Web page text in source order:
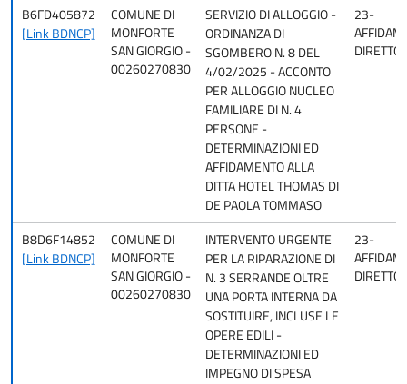
B6FD405872
[Link BDNCP]
COMUNE DI
MONFORTE
SAN GIORGIO -
00260270830
SERVIZIO DI ALLOGGIO -
ORDINANZA DI
SGOMBERO N. 8 DEL
4/02/2025 - ACCONTO
PER ALLOGGIO NUCLEO
FAMILIARE DI N. 4
PERSONE -
DETERMINAZIONI ED
AFFIDAMENTO ALLA
DITTA HOTEL THOMAS DI
DE PAOLA TOMMASO
23-
DIRETTO
B8D6F14852
[Link BDNCP]
COMUNE DI
MONFORTE
SAN GIORGIO -
00260270830
INTERVENTO URGENTE
PER LA RIPARAZIONE DI
N. 3 SERRANDE OLTRE
UNA PORTA INTERNA DA
SOSTITUIRE, INCLUSE LE
OPERE EDILI -
DETERMINAZIONI ED
IMPEGNO DI SPESA
23-
DIRETTO